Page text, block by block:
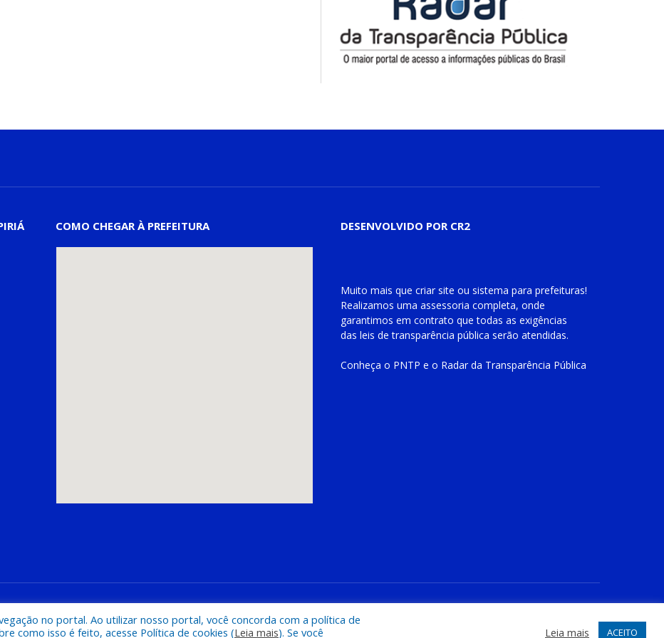
COMO CHEGAR À PREFEITURA DESENVOLVIDO POR CR2
Muito mais que criar site ou sistema para prefeituras!
Realizamos uma assessoria completa, onde
garantimos em contrato que todas as exigências
das leis de transparência pública serão atendidas.
Conheça o PNTP e o Radar da Transparência Pública
no portal. Ao utilizar nosso portal, você concorda com a política de
como isso é feito, acesse Política de cookies (Leia mais). Se você Leia mais ACEITO